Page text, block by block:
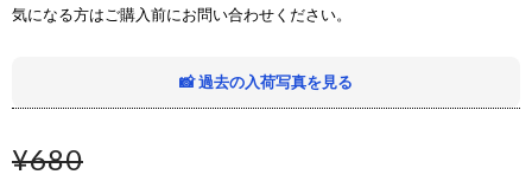
気になる方はご購入前にお問い合わせください。
📸 過去の入荷写真を見る
¥680